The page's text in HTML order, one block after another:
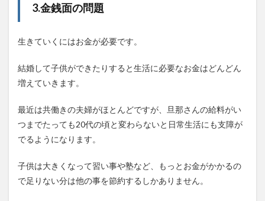
3.金銭面の問題
生きていくにはお金が必要です。
結婚して子供ができたりすると生活に必要なお金はどんどん
増えていきます。
最近は共働きの夫婦がほとんどですが、旦那さんの給料がい
つまでたっても20代の頃と変わらないと日常生活にも支障が
でるようになります。
子供は大きくなって習い事や塾など、もっとお金がかかるの
で足りない分は他の事を節約するしかありません。